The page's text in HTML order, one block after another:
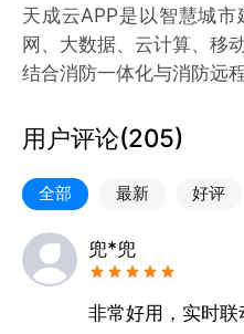
天成云APP是以智慧城
网、大数据、云计算、移
结合消防一体化与消防远
建设的升级方案，能够全
作，有效提升整个消防系
用户评论(205)
全部 最新 好评
兜*兜
非常好用，实时联